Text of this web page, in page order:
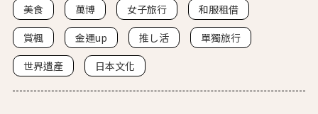
美食 萬博 女子旅行
和服租借
賞楓
金運up 推し活
單獨旅行
世界遺產
日本文化